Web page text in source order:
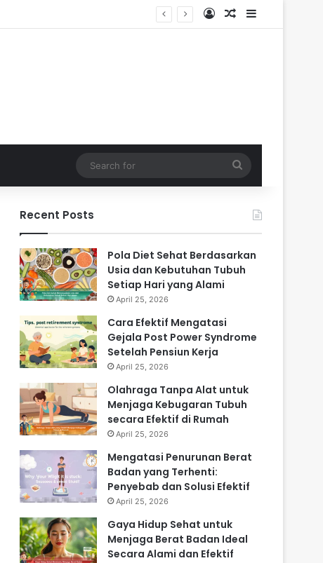
Log InRandom Article
Sidebar
for
Recent Posts
Pola Diet Sehat Berdasarkan
Usia dan Kebutuhan Tubuh
Setiap Hari yang Alami
April 25, 2026
Cara Efektif Mengatasi
Gejala Post Power Syndrome
Setelah Pensiun Kerja
April 25, 2026
Olahraga Tanpa Alat untuk
Menjaga Kebugaran Tubuh
secara Efektif di Rumah
April 25, 2026
Mengatasi Penurunan Berat
Badan yang Terhenti:
Penyebab dan Solusi Efektif
April 25, 2026
Gaya Hidup Sehat untuk
Menjaga Berat Badan Ideal
Secara Alami dan Efektif